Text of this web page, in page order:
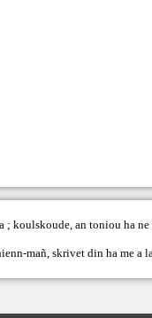
; koulskoude, an toniou ha
mañ,skrivet din ha me a